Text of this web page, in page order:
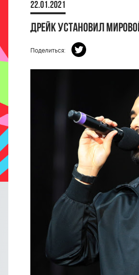
22.01.2021
Дрейк установил
Поделиться: